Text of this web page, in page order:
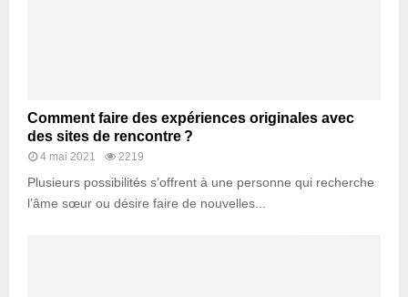
Comment faire des expériences originales avec
des sites de rencontre ?
4 mai 2021 2219
Plusieurs possibilités s’offrent à une personne qui recherche
l’âme sœur ou désire faire de nouvelles...